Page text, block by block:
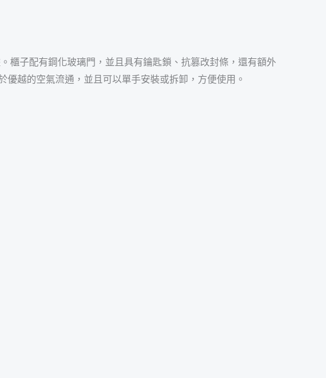
櫃子配有鋼化玻璃門，並且具有鑰匙鎖、抗篡改封條，還有額外
越的空氣流通，並且可以單手安裝或拆卸，方便使用。